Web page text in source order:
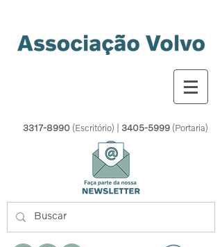
3317-8990 (Escritório) | 3405-5999(Portaria)